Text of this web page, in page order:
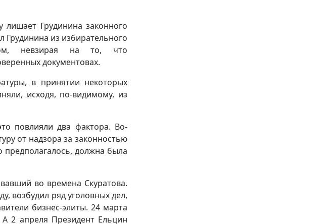
Грудинина законного
Грудинина из избирательного
невзирая на то, что
документовах.
в принятии некоторых
исходя, по-видимому, из
повлияли два фактора. Во-
от надзора за законностью
предполагалось, должна была
во времена Скуратова.
возбудил ряд уголовных дел,
бизнес-элиты. 24 марта
2 апреля Президент Ельцин